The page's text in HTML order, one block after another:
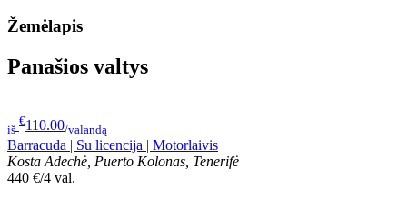
Žemėlapis
Panašios valtys
iš
€110.00/valandą
Barracuda | Su licencija | Motorlaivis
Kosta Adechė, Puerto Kolonas, Tenerifė
440 €/4 val.